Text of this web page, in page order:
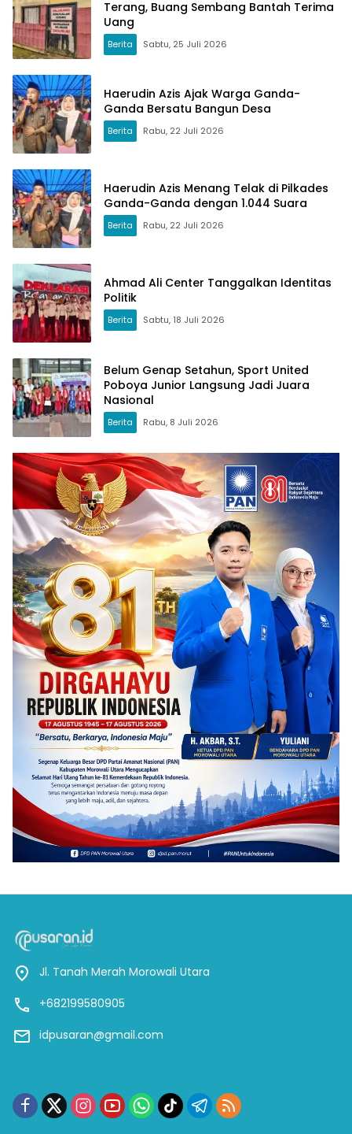
Terang, Buang Sembang Bantah Terima
Uang
Berita Sabtu, 25 Juli 2026
Haerudin Azis Ajak Warga Ganda-
Ganda Bersatu Bangun Desa
Berita Rabu, 22 Juli 2026
Haerudin Azis Menang Telak di Pilkades
Ganda-Ganda dengan 1.044 Suara
Berita Rabu, 22 Juli 2026
Ahmad Ali Center Tanggalkan Identitas
Politik
Berita Sabtu, 18 Juli 2026
Belum Genap Setahun, Sport United
Poboya Junior Langsung Jadi Juara
Nasional
Berita Rabu, 8 Juli 2026
Jl. Tanah Merah Morowali Utara
+682199580905
idpusaran@gmail.com